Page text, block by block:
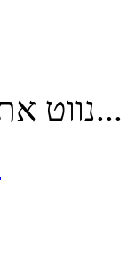
נווט את האניה שלך דרך...